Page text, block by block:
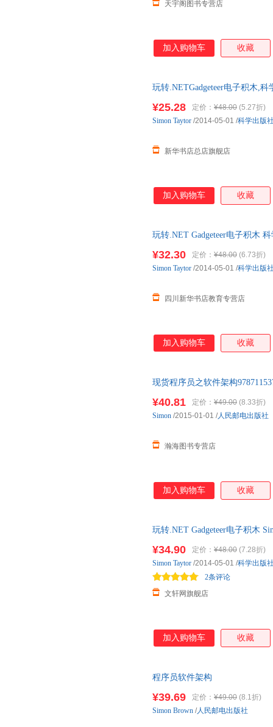
天宇阁图书专营店
加入购物车 收藏
玩转.NETGadgeteer电子积木,
13284178503
¥25.28 定价： ¥48.00 (5.27折)
新华书店总店旗舰店
Simon Taytor /2014-05-01 /科学出版
加入购物车 收藏
玩转.NET Gadgeteer电子积木
¥32.30 定价： ¥48.00 (6.73折)
四川新华书店教育专营店
Simon Taytor /2014-05-01 /科学出版
加入购物车 收藏
现货程序员之软件架构
¥40.81 定价： ¥49.00 (8.33折)
瀚海图书专营店
Simon /2015-01-01 /人民邮电出版社
加入购物车 收藏
玩转.NET Gadgeteer电子积木
¥34.90 定价： ¥48.00 (7.28折)
文轩网旗舰店
2条评论
Simon Taytor /2014-05-01 /科学出版
加入购物车 收藏
程序员软件架构
¥39.69 定价： ¥49.00 (8.1折)
Simon Brown /人民邮电出版社